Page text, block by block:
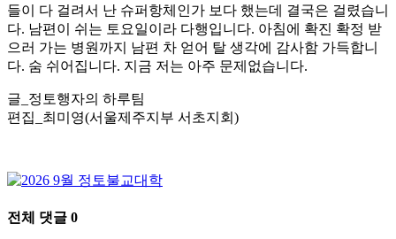
들이 다 걸려서 난 슈퍼항체인가 보다 했는데 결국은 걸렸습니
다. 남편이 쉬는 토요일이라 다행입니다. 아침에 확진 확정 받
으러 가는 병원까지 남편 차 얻어 탈 생각에 감사함 가득합니
다. 숨 쉬어집니다. 지금 저는 아주 문제없습니다.
글_정토행자의 하루팀
편집_최미영(서울제주지부 서초지회)
전체 댓글 0